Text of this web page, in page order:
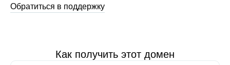
Обратиться в поддержку
Как получить этот домен